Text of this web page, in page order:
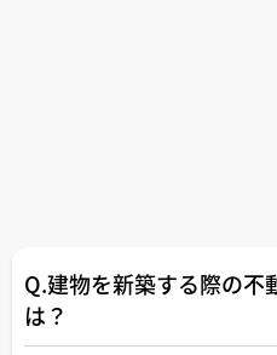
Q.建物を新築する際の不
は？